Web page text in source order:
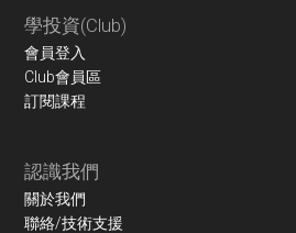
學投資(Club)
會員登入
Club會員區
訂閱課程
認識我們
關於我們
聯絡/技術支援